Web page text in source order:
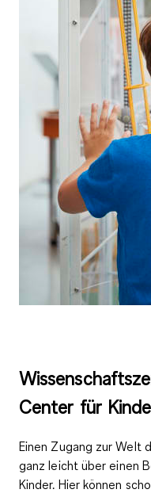
Center für
Einen Zugang zur Welt
ganz leicht über einen
Kinder. Hier können